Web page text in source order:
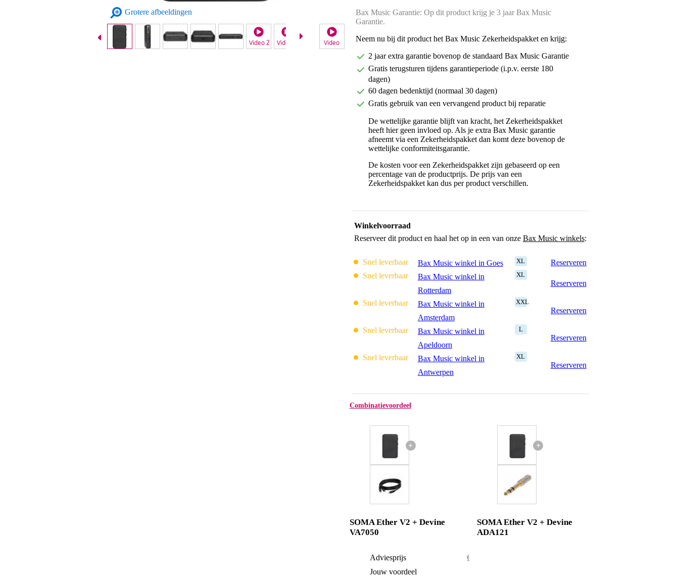
Grotere afbeeldingen
Video
Video 2 Video 3 Video 4 Video 5 Video 6 Video 7 Video 8
Bax Music Garantie: Op dit product krijg je 3 jaar Bax Music
Garantie.
Neem nu bij dit product het Bax Music Zekerheidspakket en krijg:
2 jaar extra garantie bovenop de standaard Bax Music Garantie
Gratis terugsturen tijdens garantieperiode (i.p.v. eerste 180
dagen)
60 dagen bedenktijd (normaal 30 dagen)
Gratis gebruik van een vervangend product bij reparatie
De wettelijke garantie blijft van kracht, het Zekerheidspakket
heeft hier geen invloed op. Als je extra Bax Music garantie
afneemt via een Zekerheidspakket dan komt deze bovenop de
wettelijke conformiteitsgarantie.
De kosten voor een Zekerheidspakket zijn gebaseerd op een
percentage van de productprijs. De prijs van een
Zekerheidspakket kan dus per product verschillen.
Winkelvoorraad
Reserveer dit product en haal het op in een van onze Bax Music winkels:
Snel leverbaar Bax Music winkel in Goes XL
Reserveren
Snel leverbaar
Bax Music winkel in
Rotterdam
XL
Reserveren
Snel leverbaar
Bax Music winkel in
Amsterdam
XXL
Reserveren
Snel leverbaar
Bax Music winkel in
Apeldoorn
L
Reserveren
Snel leverbaar
Bax Music winkel in
Antwerpen
XL
Reserveren
Combinatievoordeel
+
SOMA Ether V2 + Devine
VA7050
Adviesprijs
€ 140,-
Jouw voordeel
+
SOMA Ether V2 + Devine
ADA121